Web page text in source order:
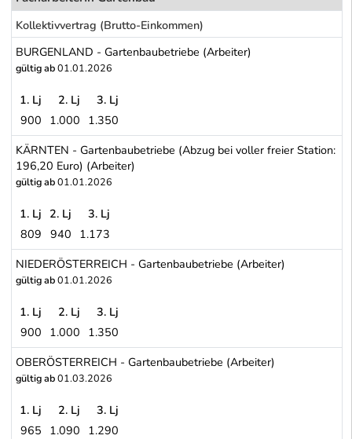
Kollektivvertrag (Brutto-Einkommen)
BURGENLAND - Gartenbaubetriebe (Arbeiter)
gültig ab01.01.2026
BURGENLAND - Gartenbaubetriebe (Arbeiter)
1. Lj 2. Lj
3. Lj
900 1.000 1.350
KÄRNTEN - Gartenbaubetriebe (Abzug bei voller freier Station:
196,20 Euro) (Arbeiter)
gültig ab01.01.2026
KÄRNTEN - Gartenbaubetriebe (Abzug bei voller freier Station:
1. Lj 2. Lj
3. Lj
809 940 1.173
NIEDERÖSTERREICH - Gartenbaubetriebe (Arbeiter)
gültig ab01.01.2026
NIEDERÖSTERREICH - Gartenbaubetriebe (Arbeiter)
1. Lj 2. Lj
3. Lj
900 1.000 1.350
OBERÖSTERREICH - Gartenbaubetriebe (Arbeiter)
gültig ab01.03.2026
1. Lj 2. Lj
3. Lj
965 1.090 1.290